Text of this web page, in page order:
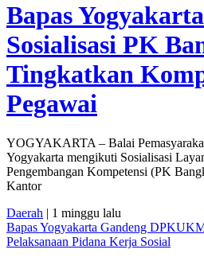
Bapas
Sosialisasi PK
Tingkatkan
Pegawai
YOGYAKARTA – Balai
Yogyakarta mengikuti Sosialisasi
Pengembangan Kompetensi (PK
Kantor
Daerah | 1 minggu lalu
Bapas Yogyakarta Gandeng
Pelaksanaan Pidana Kerja Sosial